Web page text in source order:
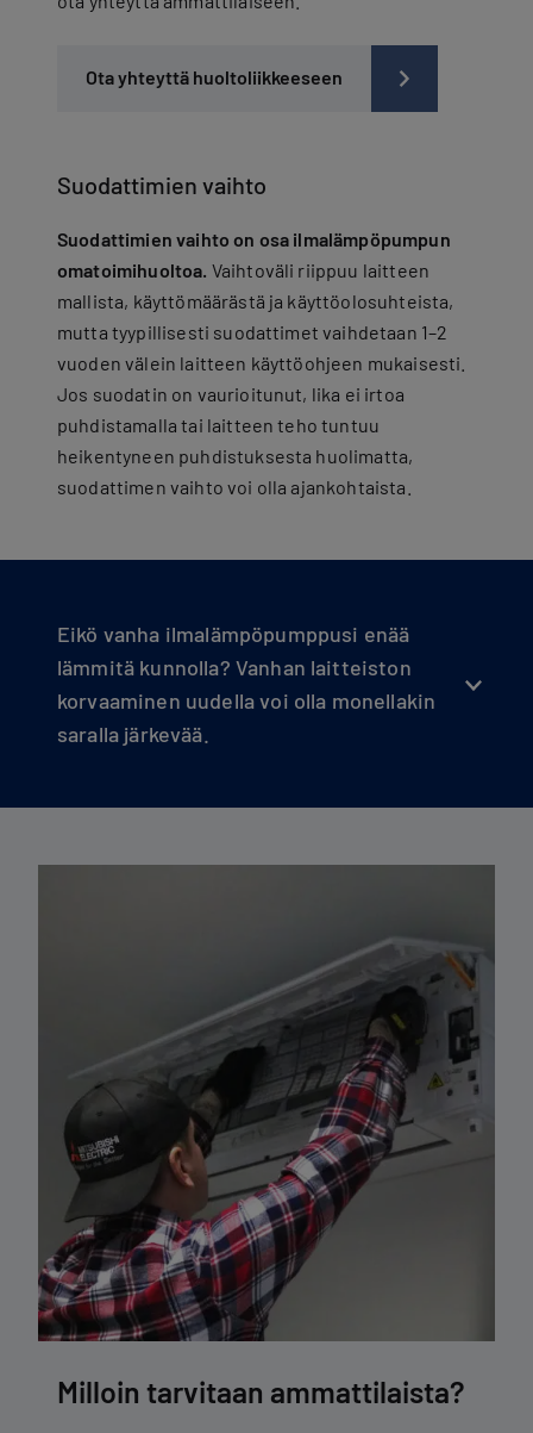
Ota yhteyttä huoltoliikkeeseen
Suodattimien vaihto
Suodattimien vaihto on osa ilmalämpöpumpun
omatoimihuoltoa. Vaihtoväli riippuu laitteen
mallista, käyttömäärästä ja käyttöolosuhteista,
mutta tyypillisesti suodattimet vaihdetaan 1–2
vuoden välein laitteen käyttöohjeen mukaisesti.
Jos suodatin on vaurioitunut, lika ei irtoa
puhdistamalla tai laitteen teho tuntuu
heikentyneen puhdistuksesta huolimatta,
suodattimen vaihto voi olla ajankohtaista.
Eikö vanha ilmalämpöpumppusi enää
lämmitä kunnolla? Vanhan laitteiston
korvaaminen uudella voi olla monellakin
saralla järkevää.
Milloin tarvitaan ammattilaista?